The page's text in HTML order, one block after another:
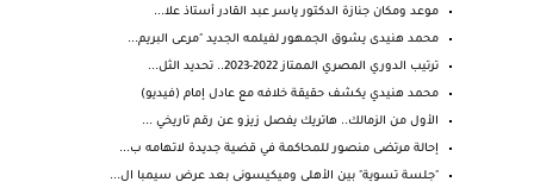
موعد ومكان جنازة الدكتور ياسر عبد القادر أستاذ علا...
محمد هنيدى يشوق الجمهور لفيلمه الجديد "مرعى البريم...
ترتيب الدوري المصري الممتاز 2022-2023.. تحديد الثل...
محمد هنيدي يكشف حقيقة خلافه مع عادل إمام (فيديو)
الأول من الزمالك.. هاتريك يفصل زيزو عن رقم تاريخي ...
إحالة مرتضى منصور للمحاكمة في قضية جديدة لاتهامه ب...
"جلسة تسوية" بين الأهلي وميكيسوني بعد عرض سيمبا ال...